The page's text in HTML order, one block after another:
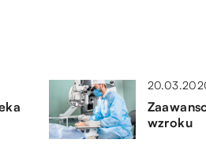
wzroku